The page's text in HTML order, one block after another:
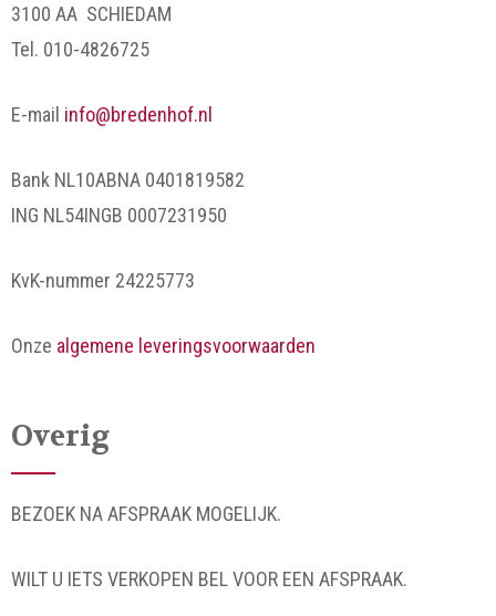
3100 AA SCHIEDAM
Tel. 010-4826725
E-mail info@bredenhof.nl
Bank NL10ABNA 0401819582
ING NL54INGB 0007231950
KvK-nummer 24225773
Onze algemene leveringsvoorwaarden
Overig
BEZOEK NA AFSPRAAK MOGELIJK.
WILT U IETS VERKOPEN BEL VOOR EEN AFSPRAAK.